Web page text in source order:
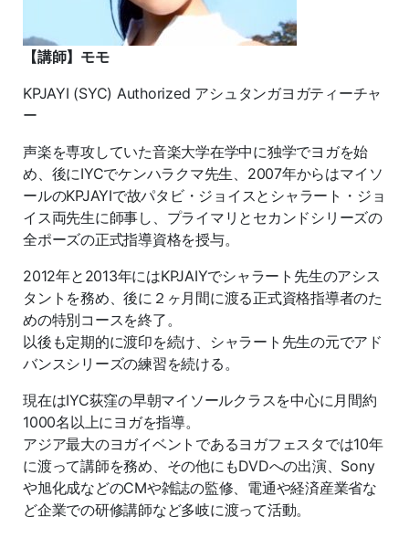
【講師】モモ
KPJAYI (SYC) Authorized アシュタンガヨガティーチャ
ー
声楽を専攻していた音楽大学在学中に独学でヨガを始
め、後にIYCでケンハラクマ先生、2007年からはマイソ
ールのKPJAYIで故パタビ・ジョイスとシャラート・ジョ
イス両先生に師事し、プライマリとセカンドシリーズの
全ポーズの正式指導資格を授与。
2012年と2013年にはKPJAIYでシャラート先生のアシス
タントを務め、後に２ヶ月間に渡る正式資格指導者のた
めの特別コースを終了。
以後も定期的に渡印を続け、シャラート先生の元でアド
バンスシリーズの練習を続ける。
現在はIYC荻窪の早朝マイソールクラスを中心に月間約
1000名以上にヨガを指導。
アジア最大のヨガイベントであるヨガフェスタでは10年
に渡って講師を務め、その他にもDVDへの出演、Sony
や旭化成などのCMや雑誌の監修、電通や経済産業省な
ど企業での研修講師など多岐に渡って活動。